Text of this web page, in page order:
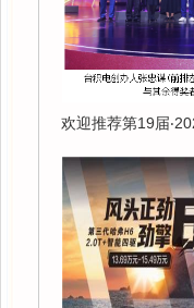
欢迎推荐第19届